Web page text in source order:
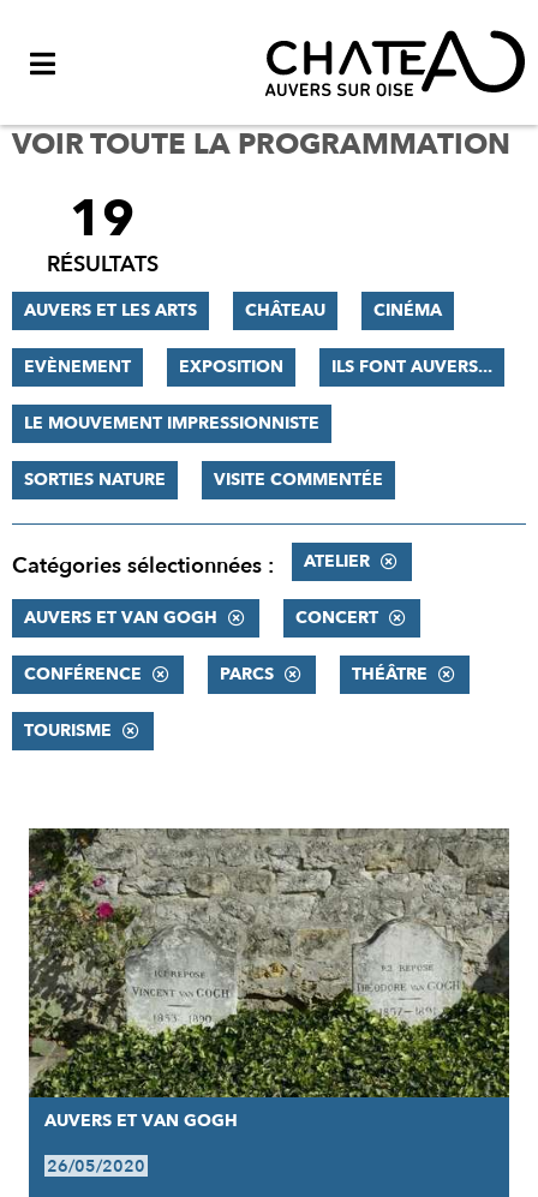
VOIR TOUTE LA PROGRAMMATION
FILTRER
RÉSULTATS
19
RÉSULTATS
AUVERS ET LES ARTS CHÂTEAU CINÉMA
EVÈNEMENT EXPOSITION ILS FONT AUVERS...
LE MOUVEMENT IMPRESSIONNISTE
SORTIES NATURE VISITE COMMENTÉE
Catégories sélectionnées : ATELIER
AUVERS ET VAN GOGH CONCERT
CONFÉRENCE PARCS THÉÂTRE
TOURISME
RÉSULTATS
AUVERS ET VAN GOGH
26/05/2020